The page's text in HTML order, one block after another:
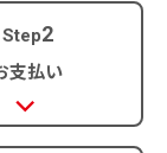
Step2
支払い